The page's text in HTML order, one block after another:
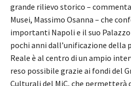
grande rilievo storico –
Musei, Massimo Osanna – che
importanti Napoli e il suo Palazzo
pochi anni dall’unificazione della
Reale è al centro di un ampio
reso possibile grazie ai fondi del
Culturali del MiC, che